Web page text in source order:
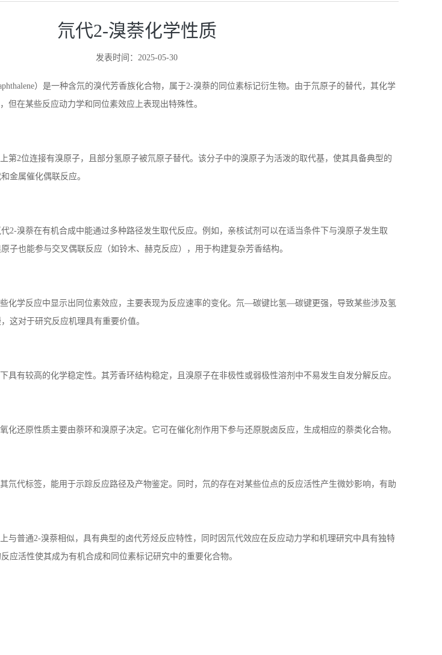
氘代2-溴萘化学性质
发表时间：2025-05-30
）是一种含氘的溴代芳香族化合物，属于2-溴萘的同位素标记衍生物。由于氘原子的替代，其化学
但在某些反应动力学和同位素效应上表现出特殊性。
第2位连接有溴原子，且部分氢原子被氘原子替代。该分子中的溴原子为活泼的取代基，使其具备典型的
金属催化偶联反应。
2-溴萘在有机合成中能通过多种路径发生取代反应。例如，亲核试剂可以在适当条件下与溴原子发生取
子也能参与交叉偶联反应（如铃木、赫克反应），用于构建复杂芳香结构。
化学反应中显示出同位素效应，主要表现为反应速率的变化。氘—碳键比氢—碳键更强，导致某些涉及氢
这对于研究反应机理具有重要价值。
具有较高的化学稳定性。其芳香环结构稳定，且溴原子在非极性或弱极性溶剂中不易发生自发分解反应。
化还原性质主要由萘环和溴原子决定。它可在催化剂作用下参与还原脱卤反应，生成相应的萘类化合物。
氘代标签，能用于示踪反应路径及产物鉴定。同时，氘的存在对某些位点的反应活性产生微妙影响，有助
与普通2-溴萘相似，具有典型的卤代芳烃反应特性，同时因氘代效应在反应动力学和机理研究中具有独特
应活性使其成为有机合成和同位素标记研究中的重要化合物。